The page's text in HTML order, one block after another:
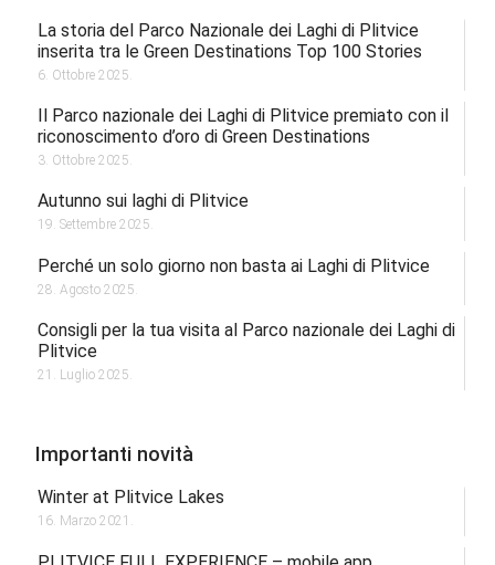
La storia del Parco Nazionale dei Laghi di Plitvice
inserita tra le Green Destinations Top 100 Stories
6. Ottobre 2025.
Il Parco nazionale dei Laghi di Plitvice premiato con il
riconoscimento d’oro di Green Destinations
3. Ottobre 2025.
Autunno sui laghi di Plitvice
19. Settembre 2025.
Perché un solo giorno non basta ai Laghi di Plitvice
28. Agosto 2025.
Consigli per la tua visita al Parco nazionale dei Laghi di
Plitvice
21. Luglio 2025.
Importanti novità
Winter at Plitvice Lakes
16. Marzo 2021.